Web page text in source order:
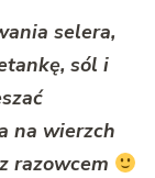
selera,
sól i
na wierzch
razowcem